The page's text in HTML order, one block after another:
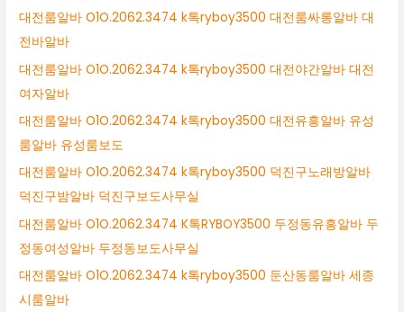
대전룸알바 O1O.2062.3474 k톡ryboy3500 대전룸싸롱알바 대
전바알바
대전룸알바 O1O.2062.3474 k톡ryboy3500 대전야간알바 대전
여자알바
대전룸알바 O1O.2062.3474 k톡ryboy3500 대전유흥알바 유성
룸알바 유성룸보도
대전룸알바 O1O.2062.3474 k톡ryboy3500 덕진구노래방알바
덕진구밤알바 덕진구보도사무실
대전룸알바 O1O.2062.3474 K톡RYBOY3500 두정동유흥알바 두
정동여성알바 두정동보도사무실
대전룸알바 O1O.2062.3474 k톡ryboy3500 둔산동룸알바 세종
시룸알바